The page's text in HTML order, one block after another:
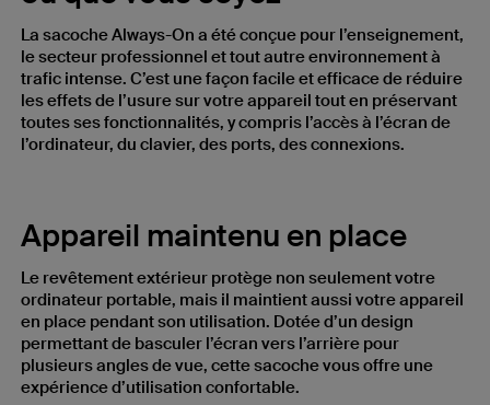
La sacoche Always-On a été conçue pour l’enseignement,
le secteur professionnel et tout autre environnement à
trafic intense. C’est une façon facile et efficace de réduire
les effets de l’usure sur votre appareil tout en préservant
toutes ses fonctionnalités, y compris l’accès à l’écran de
l’ordinateur, du clavier, des ports, des connexions.
Appareil maintenu en place
Le revêtement extérieur protège non seulement votre
ordinateur portable, mais il maintient aussi votre appareil
en place pendant son utilisation. Dotée d’un design
permettant de basculer l’écran vers l’arrière pour
plusieurs angles de vue, cette sacoche vous offre une
expérience d’utilisation confortable.